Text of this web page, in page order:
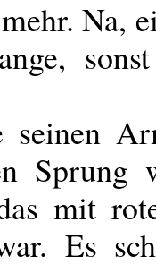
Na,
seinen
Sprung
mit
Es